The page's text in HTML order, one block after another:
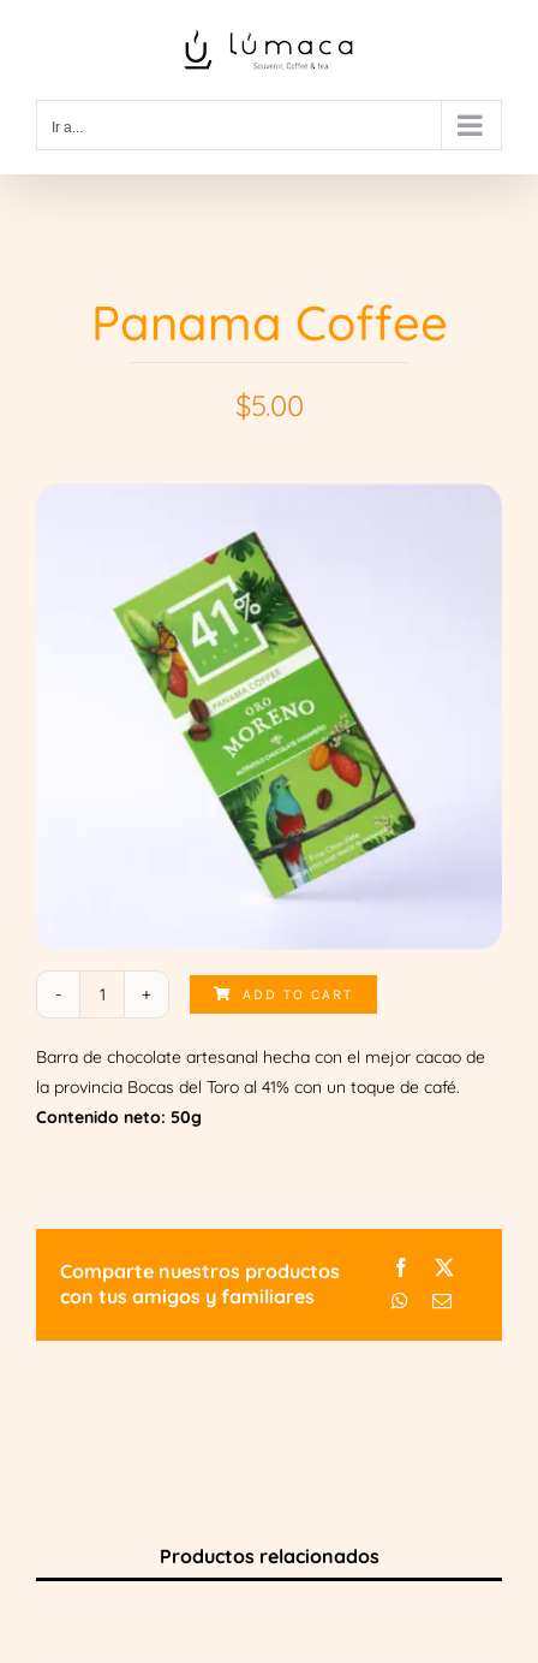
Ir a...
Panama Coffee
$5.00
Panama
quantity
ADD TO CART
Barra de chocolate artesanal hecha con el mejor cacao de
la provincia Bocas del Toro al 41% con un toque de café.
Contenido neto: 50g
Comparte nuestros productos
con tus amigos y familiares
Productos relacionados